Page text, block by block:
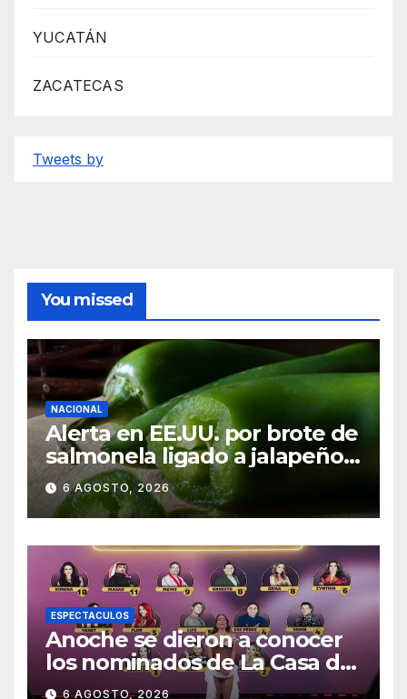
YUCATÁN
ZACATECAS
Tweets by
You missed
NACIONAL
Alerta en EE.UU. por brote de
salmonela ligado a jalapeños
mexicanos; reportan 345
casos
6 AGOSTO, 2026
ESPECTACULOS
Anoche se dieron a conocer
los nominados de La Casa de
los Famosos México 2026 en
6 AGOSTO, 2026